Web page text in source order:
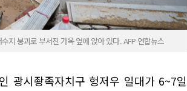
지 붕괴로 부서진 가옥 옆에 앉아 있다. AFP 연합뉴스
광시좡족자치구 헝저우 일대가 6~7일